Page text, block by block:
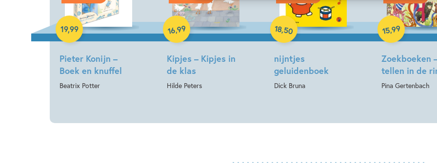
Pieter Konijn –
Boek en knuffel
Beatrix Potter
19,99
Hardcover
Kipjes – Kipjes in
de klas
Hilde Peters
16,99
Hardcover
nijntjes
geluidenboek
Dick Bruna
18,50
Hardcover
Zoekboeken
tellen in de
Pina Gertenbach
15,99
Hardcover